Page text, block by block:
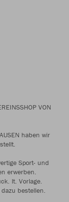
VON
haben wir
Sport- und
erwerben.
lt. Vorlage.
bestellen.